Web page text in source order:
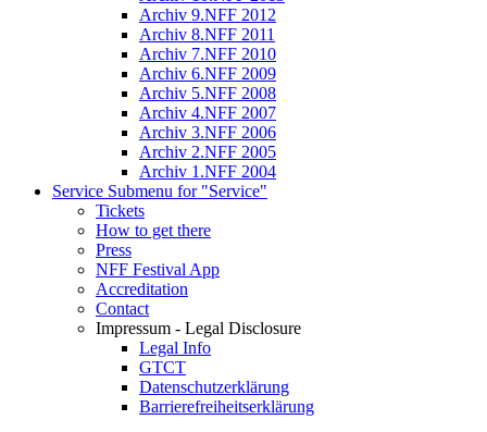
Archiv 9.NFF 2012
Archiv 8.NFF 2011
Archiv 7.NFF 2010
Archiv 6.NFF 2009
Archiv 5.NFF 2008
Archiv 4.NFF 2007
Archiv 3.NFF 2006
Archiv 2.NFF 2005
Archiv 1.NFF 2004
Service Submenu for "Service"
Tickets
How to get there
Press
NFF Festival App
Accreditation
Contact
Impressum - Legal Disclosure
Legal Info
GTCT
Datenschutzerklärung
Barrierefreiheitserklärung